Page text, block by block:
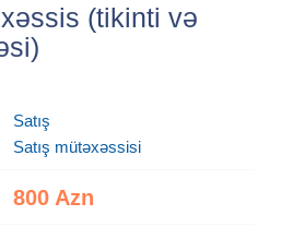
(tikinti və
Satış
Satış mütəxəssisi
800 Azn